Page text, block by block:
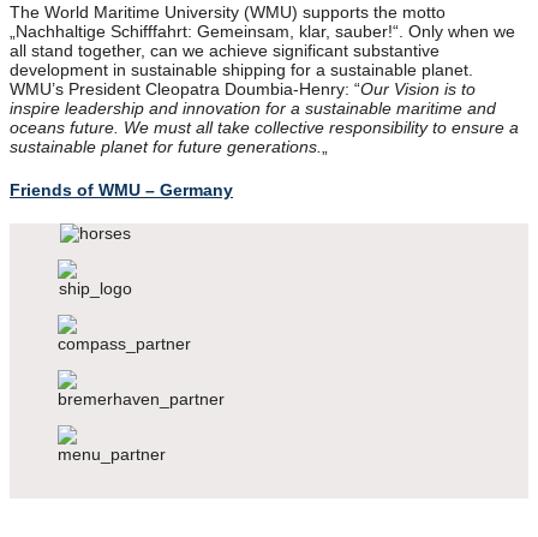
The World Maritime University (WMU) supports the motto
„Nachhaltige Schifffahrt: Gemeinsam, klar, sauber!“. Only when we
all stand together, can we achieve significant substantive
development in sustainable shipping for a sustainable planet.
WMU’s President Cleopatra Doumbia-Henry: “Our Vision is to
inspire leadership and innovation for a sustainable maritime and
oceans future. We must all take collective responsibility to ensure a
sustainable planet for future generations.
Friends of WMU – Germany